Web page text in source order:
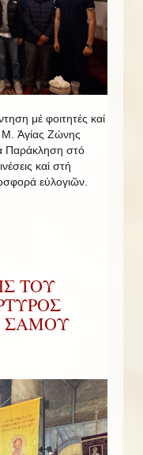
μέ φοιτητές καί
Μ. Ἁγίας Ζώνης
Παράκληση στό
καί στή
εὐλογιῶν.
ΤΟΥ
ΣΑΜΟΥ